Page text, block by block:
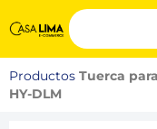
Productos Tuerca
HY-DLM